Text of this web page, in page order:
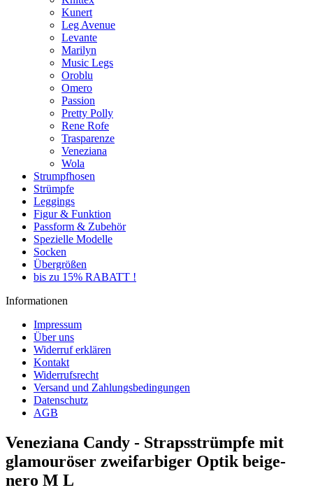
Kunert
Leg Avenue
Levante
Marilyn
Music Legs
Oroblu
Omero
Passion
Pretty Polly
Rene Rofe
Trasparenze
Veneziana
Wola
Strumpfhosen
Strümpfe
Leggings
Figur & Funktion
Passform & Zubehör
Spezielle Modelle
Socken
Übergrößen
bis zu 15% RABATT !
Informationen
Impressum
Über uns
Widerruf erklären
Kontakt
Widerrufsrecht
Versand und Zahlungsbedingungen
Datenschutz
AGB
Veneziana Candy - Strapsstrümpfe mit
glamouröser zweifarbiger Optik beige-
nero M L